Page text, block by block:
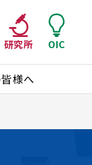
様へ
研究所 OIC